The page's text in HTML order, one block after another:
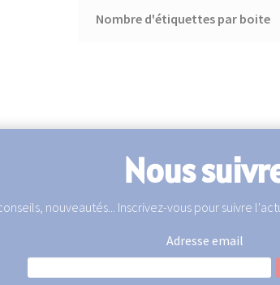
Nombre d'étiquettes par boite
Nous
nouveautés... Inscrivez-vous pour suivre
Adresse email